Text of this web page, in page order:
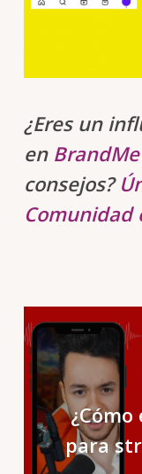
¿Eres un
en BrandMe
consejos?
Comunidad
para